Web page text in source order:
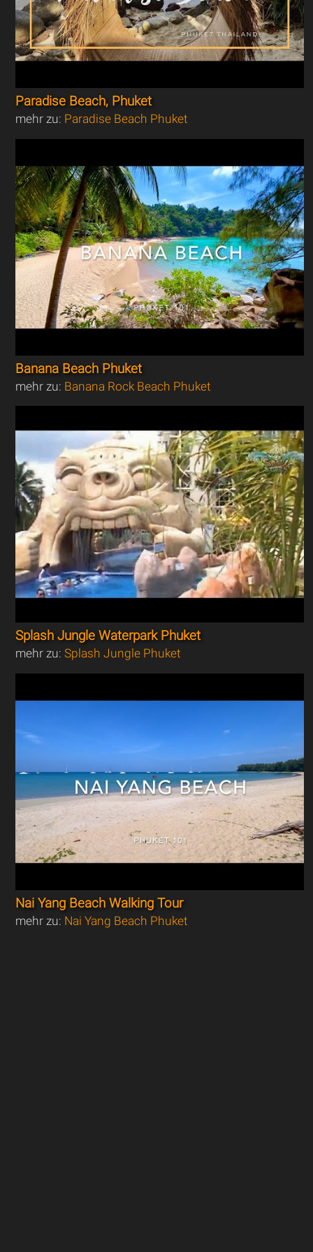
Paradise Beach, Phuket
mehr zu: Paradise Beach Phuket
Banana Beach Phuket
mehr zu: Banana Rock Beach Phuket
Splash Jungle Waterpark Phuket
mehr zu:Splash Jungle Phuket
Nai Yang Beach Walking Tour
mehr zu: Nai Yang Beach Phuket